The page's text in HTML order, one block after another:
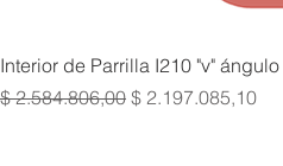
Interior de Parrilla I210 "v"
Precio
$ 2.584.806,00 Precio de oferta
$ 2.197.085,10